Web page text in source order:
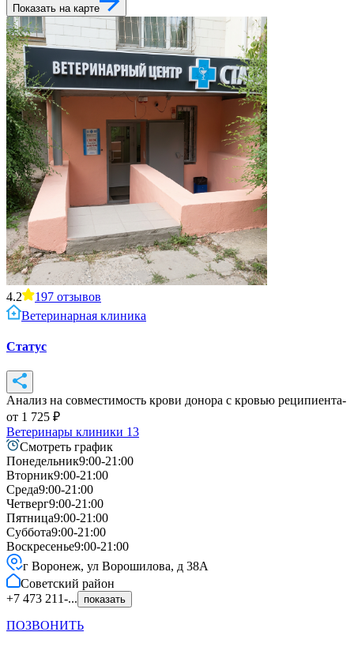
Показать на карте
4.2 197 отзывов
Ветеринарная клиника
Статус
Анализ на совместимость крови донора с кровью реципиента-
от 1 725 ₽
Ветеринары клиники 13
Смотреть график
Понедельник9:00-21:00
Вторник9:00-21:00
Среда9:00-21:00
Четверг9:00-21:00
Пятница9:00-21:00
Суббота9:00-21:00
Воскресенье9:00-21:00
г Воронеж, ул Ворошилова, д 38А
Советский район
+7 473 211-...
показать
ПОЗВОНИТЬ